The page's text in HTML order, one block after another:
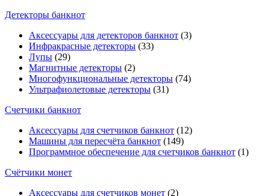
Детекторы банкнот
Аксессуары для детекторов банкнот (3)
Инфракрасные детекторы (33)
Лупы (29)
Магнитные детекторы (2)
Многофункциональные детекторы (74)
Ультрафиолетовые детекторы (31)
Счетчики банкнот
Аксессуары для счетчиков банкнот (12)
Машины для пересчёта банкнот (149)
Программное обеспечение для счетчиков банкнот (1)
Счётчики монет
Аксессуары для счетчиков монет (2)